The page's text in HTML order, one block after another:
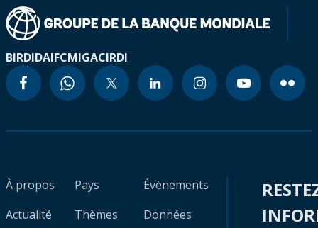
BIRDIDAIFCMIGACIRDI
À propos
Actualité
Pays
Thèmes
Évènements
Données